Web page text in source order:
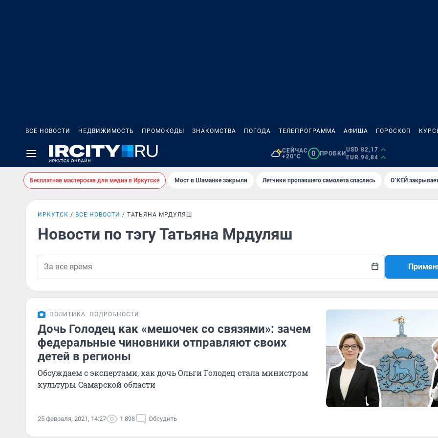
ВСЕ НОВОСТИ НЕДВИЖИМОСТЬ ПРОМОКОДЫ ЗНАКОМСТВА ПОГОДА ТЕЛЕПРОГРАММА АФИША ГОРОСКОП
СЕЙЧАС
+20°C
0 ПРОБКИ
USD 82,17
EUR 94,84
Бесплатная мастерская для медиа в Иркутске Мост в Шаманке закрыли Летчики пропавшего самолета спаслись О`КЕЙ
ИРКУТСК ВСЕ НОВОСТИ ТАТЬЯНА МРДУЛЯШ
Новости по тэгу Татьяна Мрдуляш
ПОЛИТИКА ПОДРОБНОСТИ
Дочь Голодец как «мешочек со связями»: зачем
федеральные чиновники отправляют своих
детей в регионы
Обсуждаем с экспертами, как дочь Ольги Голодец стала министром
культуры Самарской области
25 февраля, 2021, 14:27 1 898 Обсудить